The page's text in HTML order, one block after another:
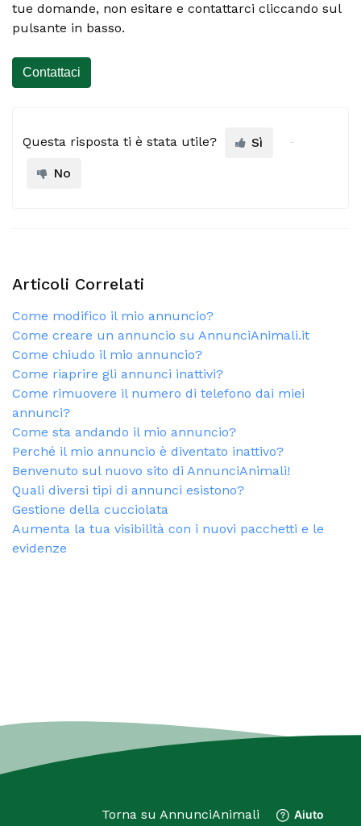
tue domande, non esitare e contattarci cliccando sul
pulsante in basso.
Contattaci
Questa risposta ti è stata utile?
Sì
No
Articoli Correlati
Come modifico il mio annuncio?
Come creare un annuncio su AnnunciAnimali.it
Come chiudo il mio annuncio?
Come riaprire gli annunci inattivi?
Come rimuovere il numero di telefono dai miei
annunci?
Come sta andando il mio annuncio?
Perché il mio annuncio è diventato inattivo?
Benvenuto sul nuovo sito di AnnunciAnimali!
Quali diversi tipi di annunci esistono?
Gestione della cucciolata
Aumenta la tua visibilità con i nuovi pacchetti e le
evidenze
Torna su AnnunciAnimali